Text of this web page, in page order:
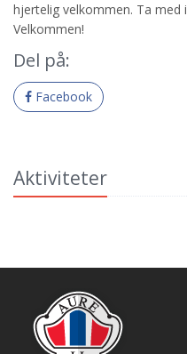
hjertelig velkommen. Ta med
Velkommen!
Del på:
Facebook
Aktiviteter